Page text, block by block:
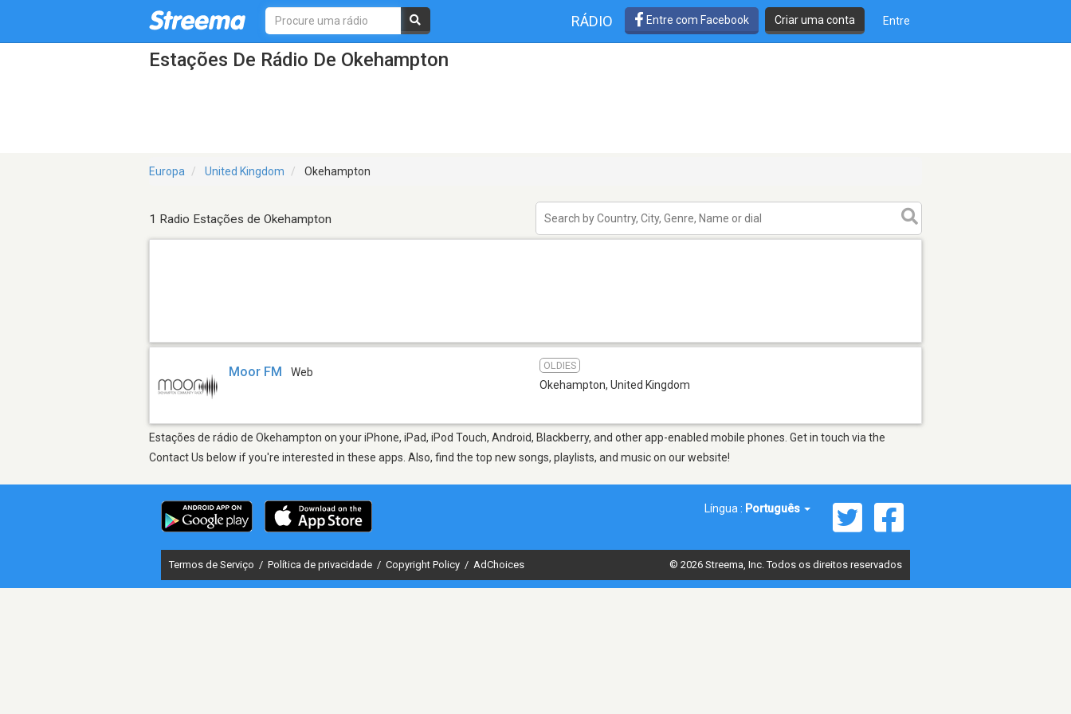
RÁDIO Entre com Facebook Criar uma conta Entre
Estações De Rádio De Okehampton
Europa United Kingdom Okehampton
1 Radio Estações de Okehampton
Moor FM Web
OLDIES
Okehampton, United Kingdom
Estações de rádio de Okehampton on your iPhone, iPad, iPod Touch, Android, Blackberry, and other app-enabled mobile phones. Get in touch via the
Contact Us below if you're interested in these apps. Also, find the top new songs, playlists, and music on our website!
Língua : Português
Termos de Serviço / Política de privacidade / Copyright Policy / AdChoices © 2026 Streema, Inc. Todos os direitos reservados